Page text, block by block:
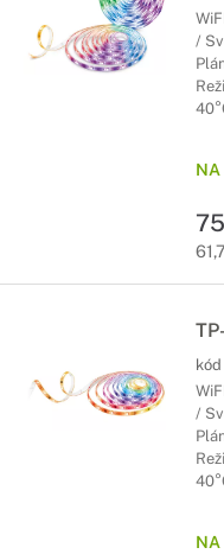
/
NA
/
NA